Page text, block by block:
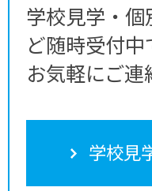
学校見学・
ど随時受付中
お気軽にご連
学校見